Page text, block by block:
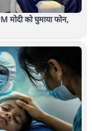
मोदी को घुमाया फोन,